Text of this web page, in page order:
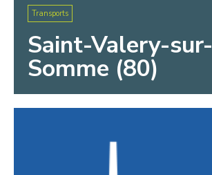
Transports
Saint-Valery-sur-
Somme (80)